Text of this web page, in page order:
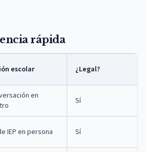
rápida
escolar ¿Legal?
en
Sí
IEP en persona Sí